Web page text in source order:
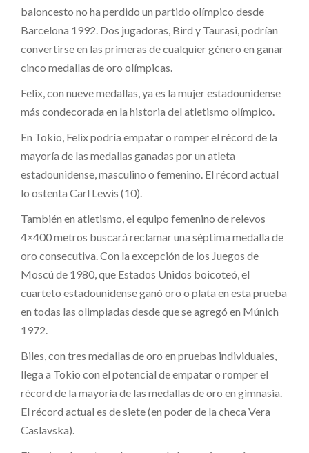
baloncesto no ha perdido un partido olímpico desde
Barcelona 1992. Dos jugadoras, Bird y Taurasi, podrían
convertirse en las primeras de cualquier género en ganar
cinco medallas de oro olímpicas.
Felix, con nueve medallas, ya es la mujer estadounidense
más condecorada en la historia del atletismo olímpico.
En Tokio, Felix podría empatar o romper el récord de la
mayoría de las medallas ganadas por un atleta
estadounidense, masculino o femenino. El récord actual
lo ostenta Carl Lewis (10).
También en atletismo, el equipo femenino de relevos
4×400 metros buscará reclamar una séptima medalla de
oro consecutiva. Con la excepción de los Juegos de
Moscú de 1980, que Estados Unidos boicoteó, el
cuarteto estadounidense ganó oro o plata en esta prueba
en todas las olimpiadas desde que se agregó en Múnich
1972.
Biles, con tres medallas de oro en pruebas individuales,
llega a Tokio con el potencial de empatar o romper el
récord de la mayoría de las medallas de oro en gimnasia.
El récord actual es de siete (en poder de la checa Vera
Caslavska).